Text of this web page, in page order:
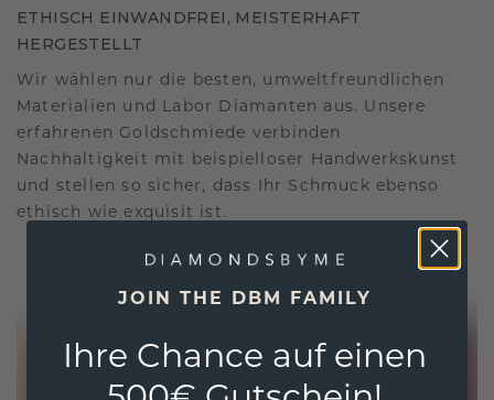
ETHISCH EINWANDFREI, MEISTERHAFT
HERGESTELLT
Wir wählen nur die besten, umweltfreundlichen
Materialien und Labor Diamanten aus. Unsere
erfahrenen Goldschmiede verbinden
Nachhaltigkeit mit beispielloser Handwerkskunst
und stellen so sicher, dass Ihr Schmuck ebenso
ethisch wie exquisit ist.
JOIN THE DBM FAMILY
Ihre Chance auf einen